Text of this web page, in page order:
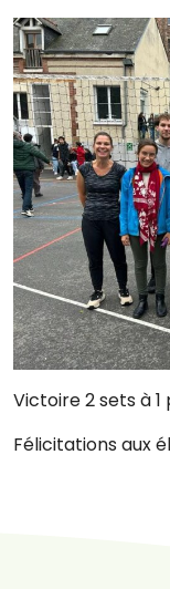
Victoire 2 sets à
Félicitations aux